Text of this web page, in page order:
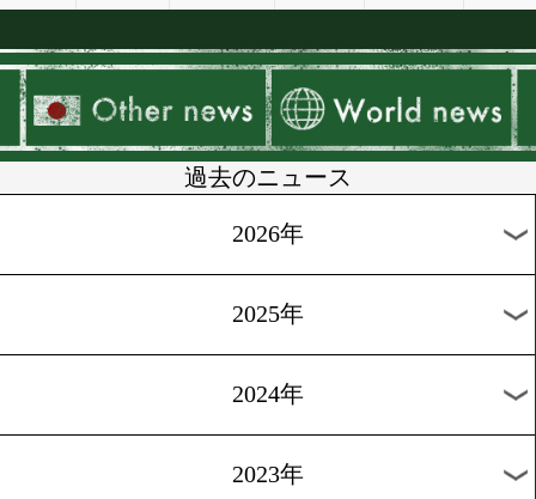
新着 ダイエット
過去のニュース
2026年
2025年